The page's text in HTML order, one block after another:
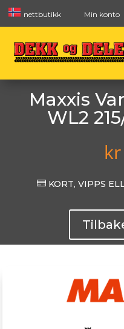
nettbutikk Min konto
Maxxis
WL2
kr
 KORT, VIPPS